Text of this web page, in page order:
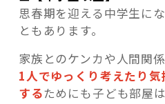
思春期を迎える中学生に
ともあります。
家族とのケンカや人間関
1人でゆっくり考えたり
するためにも子ども部屋は